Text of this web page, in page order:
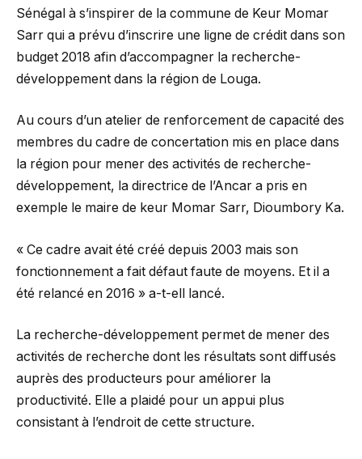
Sénégal à s’inspirer de la commune de Keur Momar
Sarr qui a prévu d’inscrire une ligne de crédit dans son
budget 2018 afin d’accompagner la recherche-
développement dans la région de Louga.
Au cours d’un atelier de renforcement de capacité des
membres du cadre de concertation mis en place dans
la région pour mener des activités de recherche-
développement, la directrice de l’Ancar a pris en
exemple le maire de keur Momar Sarr, Dioumbory Ka.
« Ce cadre avait été créé depuis 2003 mais son
fonctionnement a fait défaut faute de moyens. Et il a
été relancé en 2016 » a-t-ell lancé.
La recherche-développement permet de mener des
activités de recherche dont les résultats sont diffusés
auprès des producteurs pour améliorer la
productivité. Elle a plaidé pour un appui plus
consistant à l’endroit de cette structure.